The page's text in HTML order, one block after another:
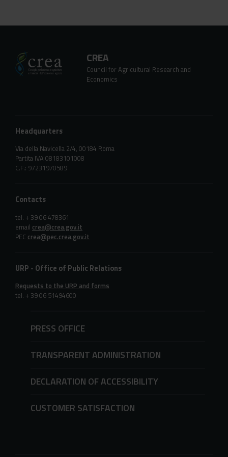
CREA
Council for Agricultural Research and
Economics
Headquarters
Via della Navicella 2/4, 00184 Roma
Partita IVA 08183101008
C.F.: 97231970589
Contacts
tel. + 39 06 478361
email crea@crea.gov.it
PEC crea@pec.crea.gov.it
URP - Office of Public Relations
Requests to the URP and forms
tel. + 39 06 51494600
PRESS OFFICE
TRANSPARENT ADMINISTRATION
DECLARATION OF ACCESSIBILITY
CUSTOMER SATISFACTION